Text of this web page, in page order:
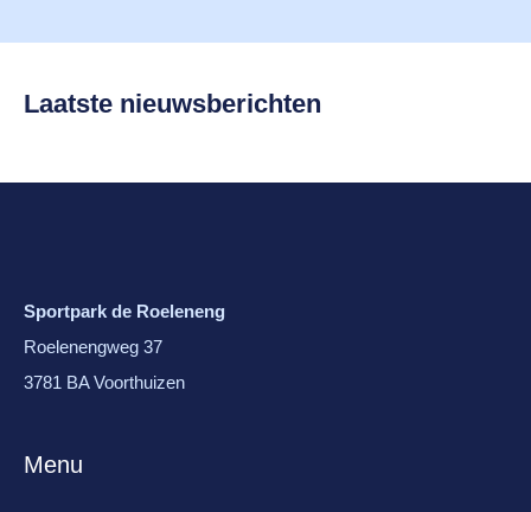
Laatste nieuwsberichten
Sportpark de Roeleneng
Roelenengweg 37
3781 BA Voorthuizen
Menu